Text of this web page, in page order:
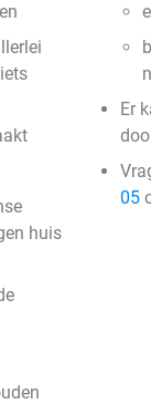
huis
Er
05